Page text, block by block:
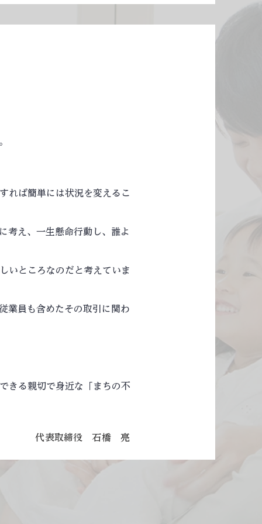
れば簡単には状況を変えるこ
考え、一生懸命行動し、誰よ
いところなのだと考えていま
業員も含めたその取引に関わ
きる親切で身近な「まちの不
​代表取締役 石橋 亮